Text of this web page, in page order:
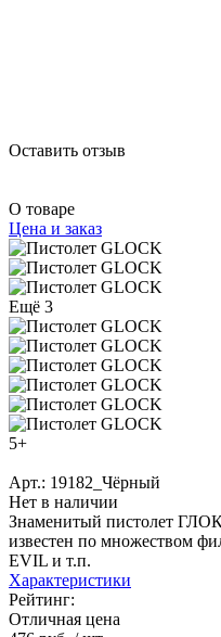
Оставить отзыв
О товаре
Цена и заказ
Ещё 3
5+
Арт.: 19182_Чёрный
Нет в наличии
Знаменитый пистолет
известен по множеством
EVIL и т.п.
Характеристики
Рейтинг:
Отличная цена